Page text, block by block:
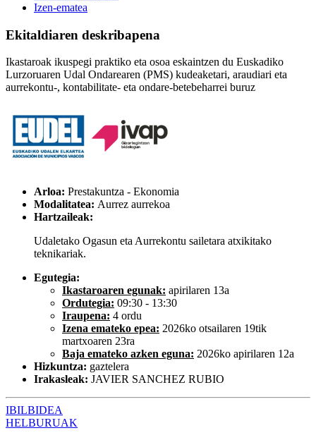
Izen-ematea
Ekitaldiaren deskribapena
Ikastaroak ikuspegi praktiko eta osoa eskaintzen du Euskadiko
Lurzoruaren Udal Ondarearen (PMS) kudeaketari, araudiari eta
aurrekontu-, kontabilitate- eta ondare-betebeharrei buruz
Arloa: Prestakuntza - Ekonomia
Modalitatea: Aurrez aurrekoa
Hartzaileak:
Udaletako Ogasun eta Aurrekontu sailetara atxikitako
teknikariak.
Egutegia:
Ikastaroaren egunak: apirilaren 13a
Ordutegia: 09:30 - 13:30
Iraupena: 4 ordu
Izena emateko epea: 2026ko otsailaren 19tik
martxoaren 23ra
Baja emateko azken eguna: 2026ko apirilaren 12a
Hizkuntza: gaztelera
Irakasleak: JAVIER SANCHEZ RUBIO
IBILBIDEA
HELBURUAK